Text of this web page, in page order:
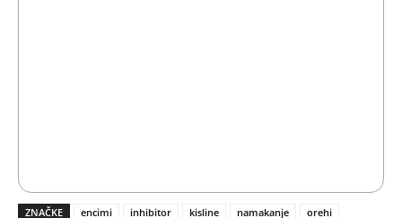
ZNAČKE encimi inhibitor kisline namakanje
orehi